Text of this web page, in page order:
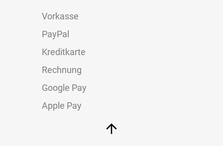
Vorkasse
PayPal
Kreditkarte
Rechnung
Google Pay
Apple Pay